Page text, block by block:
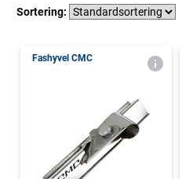
Sortering:
Fashyvel CMC